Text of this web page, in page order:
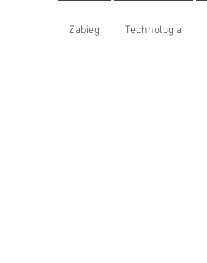
Zabieg Technologia